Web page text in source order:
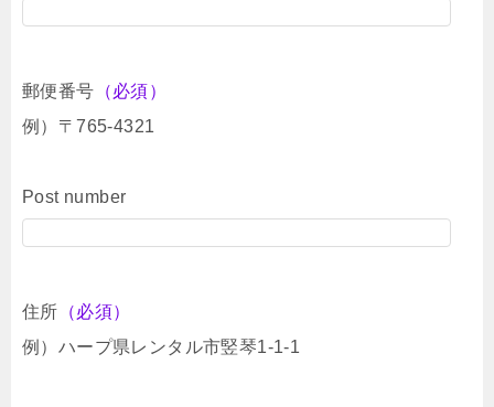
郵便番号 （必須）
例）〒765-4321
Post number
住所 （必須）
例）ハープ県レンタル市竪琴1-1-1